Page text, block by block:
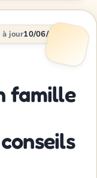
à jour10/06/2026
famille